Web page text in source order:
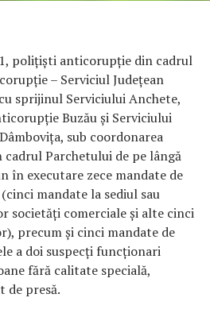
poliţişti anticorupţie din cadrul
– Serviciul Judeţean
sprijinul Serviciului Anchete,
Buzău şi Serviciului
sub coordonarea
Parchetului de pe lângă
în executare zece mandate de
mandate la sediul sau
societăţi comerciale şi alte cinci
precum şi cinci mandate de
a doi suspecţi funcţionari
fără calitate specială,
de presă.